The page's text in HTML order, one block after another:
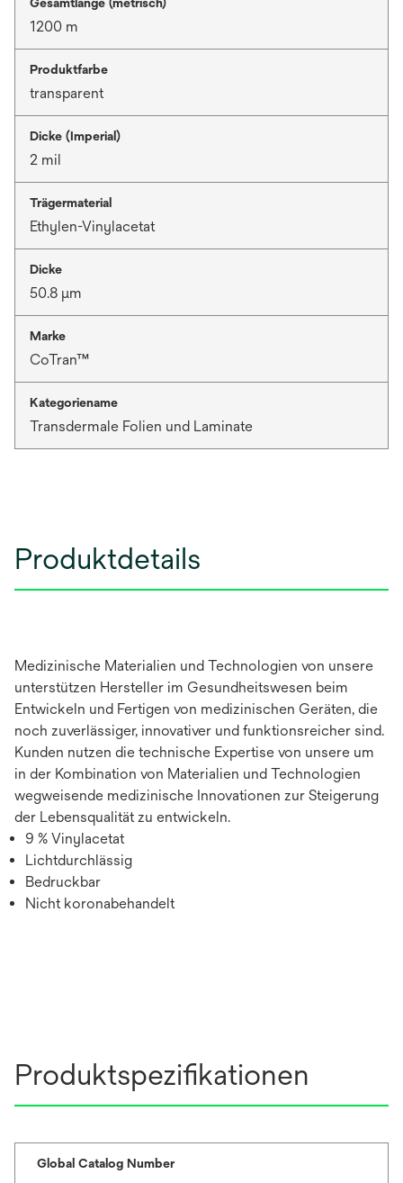
1200 m
Produktfarbe
transparent
Dicke (Imperial)
2 mil
Trägermaterial
Ethylen-Vinylacetat
Dicke
50.8 μm
Marke
CoTran™
Kategoriename
Transdermale Folien und Laminate
Produktdetails
Medizinische Materialien und Technologien von unsere
unterstützen Hersteller im Gesundheitswesen beim
Entwickeln und Fertigen von medizinischen Geräten, die
noch zuverlässiger, innovativer und funktionsreicher sind.
Kunden nutzen die technische Expertise von unsere um
in der Kombination von Materialien und Technologien
wegweisende medizinische Innovationen zur Steigerung
der Lebensqualität zu entwickeln.
9 % Vinylacetat
Lichtdurchlässig
Bedruckbar
Nicht koronabehandelt
Produktspezifikationen
Global Catalog Number